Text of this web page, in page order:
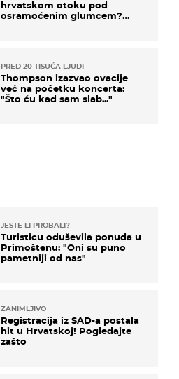
hrvatskom otoku pod
osramoćenim glumcem?
PRED 20 TISUĆA LJUDI
Thompson izazvao ovacije
već na početku koncerta:
"Što ću kad sam slab..."
JESTE LI PROBALI?
Turisticu oduševila ponuda u
Primoštenu: "Oni su puno
pametniji od nas"
ZANIMLJIVO
Registracija iz SAD-a postala
hit u Hrvatskoj! Pogledajte
zašto